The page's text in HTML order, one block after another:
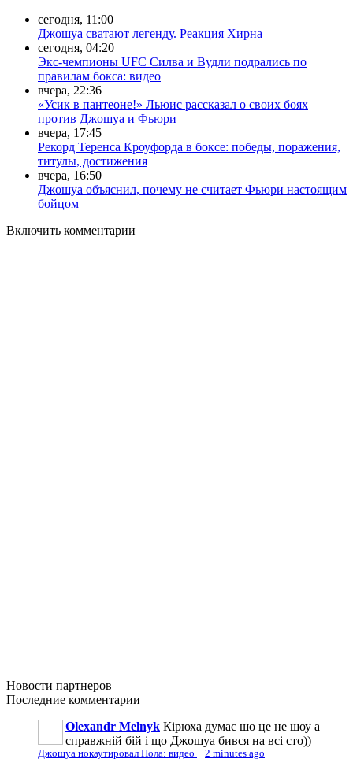
сегодня, 11:00
Джошуа сватают легенду. Реакция Хирна
сегодня, 04:20
Экс-чемпионы UFC Силва и Вудли подрались по
правилам бокса: видео
вчера, 22:36
«Усик в пантеоне!» Льюис рассказал о своих боях
против Джошуа и Фьюри
вчера, 17:45
Рекорд Теренса Кроуфорда в боксе: победы, поражения,
титулы, достижения
вчера, 16:50
Джошуа объяснил, почему не считает Фьюри настоящим
бойцом
Включить комментарии
Новости партнеров
Последние комментарии
Olexandr Melnyk Кірюха думає шо це не шоу а
справжній бій і що Джошуа бився на всі сто))
Джошуа нокаутировал Пола: видео · 2 minutes ago